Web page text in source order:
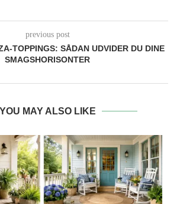
previous post
SÅDAN UDVIDER DU DINE
SMAGSHORISONTER
YOU MAY ALSO LIKE